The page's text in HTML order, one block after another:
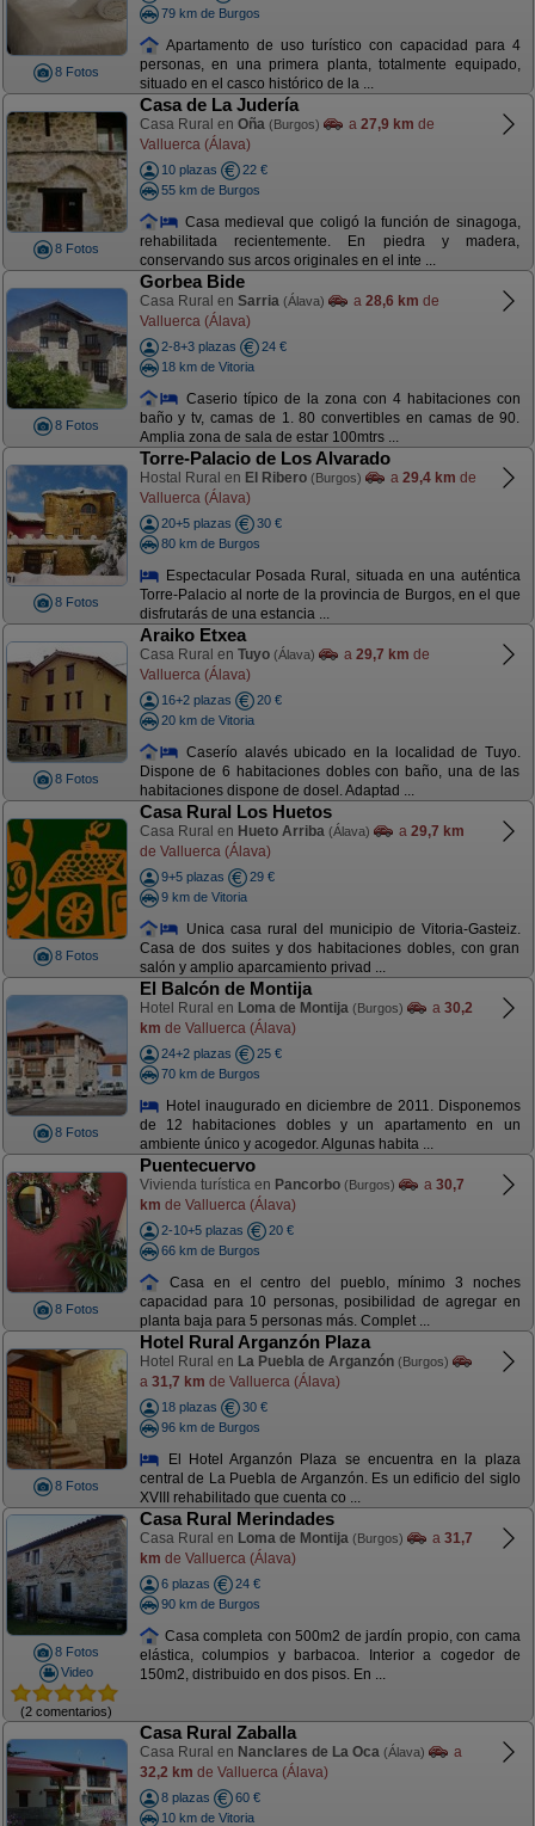
8 Fotos
79 km de Burgos
Apartamento de uso turístico con capacidad para 4
personas, en una primera planta, totalmente equipado,
situado en el casco histórico de la ...
8 Fotos
Casa de La Judería
Casa Rural en Oña (Burgos) a 27,9 km de
Valluerca (Álava)
10 plazas
22 €
55 km de Burgos
Casa medieval que coligó la función de sinagoga,
rehabilitada recientemente. En piedra y madera,
conservando sus arcos originales en el inte ...
8 Fotos
Gorbea Bide
Casa Rural en Sarria (Álava) a 28,6 km de
Valluerca (Álava)
2-8+3 plazas
24 €
18 km de Vitoria
Caserio típico de la zona con 4 habitaciones con
baño y tv, camas de 1. 80 convertibles en camas de 90.
Amplia zona de sala de estar 100mtrs ...
8 Fotos
Torre-Palacio de Los Alvarado
Hostal Rural en El Ribero (Burgos) a 29,4 km de
Valluerca (Álava)
20+5 plazas
30 €
80 km de Burgos
Espectacular Posada Rural, situada en una auténtica
Torre-Palacio al norte de la provincia de Burgos, en el que
disfrutarás de una estancia ...
8 Fotos
Araiko Etxea
Casa Rural en Tuyo (Álava) a 29,7 km de
Valluerca (Álava)
16+2 plazas
20 €
20 km de Vitoria
Caserío alavés ubicado en la localidad de Tuyo.
Dispone de 6 habitaciones dobles con baño, una de las
habitaciones dispone de dosel. Adaptad ...
8 Fotos
Casa Rural Los Huetos
Casa Rural en Hueto Arriba (Álava) a 29,7 km
de Valluerca (Álava)
9+5 plazas
29 €
9 km de Vitoria
Unica casa rural del municipio de Vitoria-Gasteiz.
Casa de dos suites y dos habitaciones dobles, con gran
salón y amplio aparcamiento privad ...
8 Fotos
El Balcón de Montija
Hotel Rural en Loma de Montija (Burgos) a 30,2
km de Valluerca (Álava)
24+2 plazas
25 €
70 km de Burgos
Hotel inaugurado en diciembre de 2011. Disponemos
de 12 habitaciones dobles y un apartamento en un
ambiente único y acogedor. Algunas habita ...
8 Fotos
Puentecuervo
Vivienda turística en Pancorbo (Burgos) a 30,7
km de Valluerca (Álava)
2-10+5 plazas
20 €
66 km de Burgos
Casa en el centro del pueblo, mínimo 3 noches
capacidad para 10 personas, posibilidad de agregar en
planta baja para 5 personas más. Complet ...
8 Fotos
Hotel Rural Arganzón Plaza
Hotel Rural en La Puebla de Arganzón (Burgos)
a 31,7 km de Valluerca (Álava)
18 plazas
30 €
96 km de Burgos
El Hotel Arganzón Plaza se encuentra en la plaza
central de La Puebla de Arganzón. Es un edificio del siglo
XVIII rehabilitado que cuenta co ...
8 Fotos
Video
(2 comentarios)
Casa Rural Merindades
Casa Rural en Loma de Montija (Burgos) a 31,7
km de Valluerca (Álava)
6 plazas
24 €
90 km de Burgos
Casa completa con 500m2 de jardín propio, con cama
elástica, columpios y barbacoa. Interior a cogedor de
150m2, distribuido en dos pisos. En ...
Casa Rural Zaballa
Casa Rural en Nanclares de La Oca (Álava)
a
32,2 km de Valluerca (Álava)
8 plazas
60 €
10 km de Vitoria